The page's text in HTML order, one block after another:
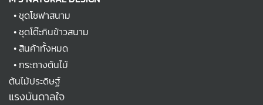
•ชุดโซฟาสนาม
•ชุดโต๊ะกินข้าวสนาม
•สินค้าทั้งหมด
•กระถางต้นไม้
ต้นไม้ประดิษฐ์
แรงบันดาลใจ